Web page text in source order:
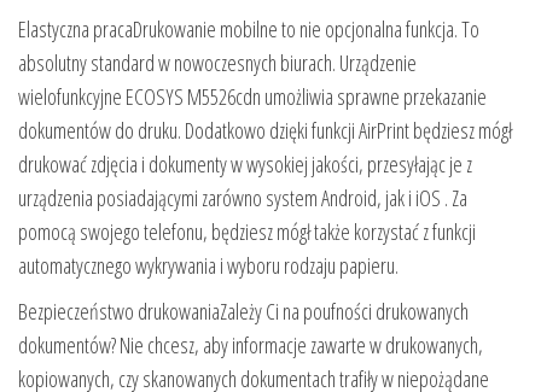
Elastyczna pracaDrukowanie mobilne to nie opcjonalna funkcja. To
absolutny standard w nowoczesnych biurach. Urządzenie
wielofunkcyjne ECOSYS M5526cdn umożliwia sprawne przekazanie
dokumentów do druku. Dodatkowo dzięki funkcji AirPrint będziesz mógł
drukować zdjęcia i dokumenty w wysokiej jakości, przesyłając je z
urządzenia posiadającymi zarówno system Android, jak i iOS . Za
pomocą swojego telefonu, będziesz mógł także korzystać z funkcji
automatycznego wykrywania i wyboru rodzaju papieru.
Bezpieczeństwo drukowaniaZależy Ci na poufności drukowanych
dokumentów? Nie chcesz, aby informacje zawarte w drukowanych,
kopiowanych, czy skanowanych dokumentach trafiły w niepożądane